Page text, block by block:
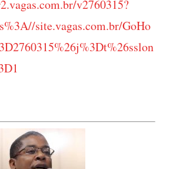
v2760315?
site.vagas.com.br/GoHo